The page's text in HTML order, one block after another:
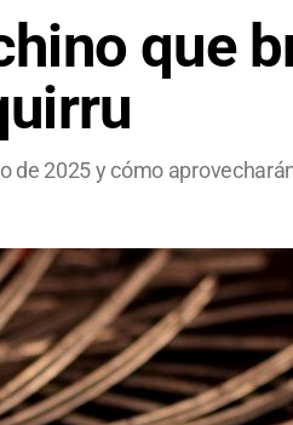
que
2025 y cómo